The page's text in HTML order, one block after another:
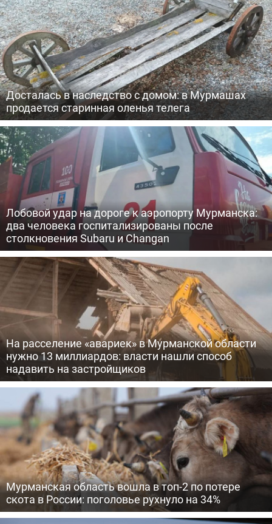
Досталась в наследство с домом: в Мурмашах
продается старинная оленья телега
Лобовой удар на дороге к аэропорту Мурманска:
два человека госпитализированы после
столкновения Subaru и Changan
На расселение «авариек» в Мурманской области
нужно 13 миллиардов: власти нашли способ
надавить на застройщиков
Мурманская область вошла в топ-2 по потере
скота в России: поголовье рухнуло на 34%